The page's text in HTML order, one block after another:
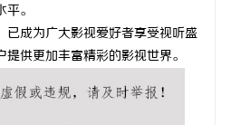
。
已成为广大影视爱好者享受视听盛
供更加丰富精彩的影视世界。
析八哥电影网：影视爱好者的天堂与资